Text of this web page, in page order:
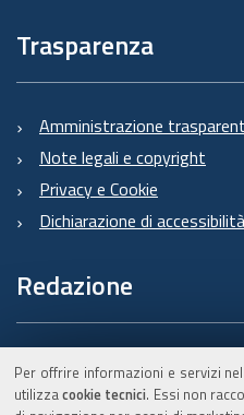
Per offrire informazioni e servizi
utilizzacookie tecnici. Essi non
Trasparenza
Amministrazione
Note legali e copyright
Privacy e Cookie
Dichiarazione di accessibilità
Redazione
Informazioni sul Burert
e contatti